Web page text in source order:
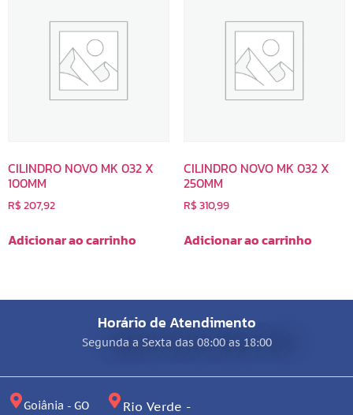
CILINDRO NOVO MK 032 X
100MM
R$207,92
Adicionar ao carrinho
CILINDRO NOVO MK 032 X
250MM
R$310,99
Adicionar ao carrinho
Horário de Atendimento
Segunda a Sexta das 08:00 as 18:00
Goiânia - GO
Rio Verde -